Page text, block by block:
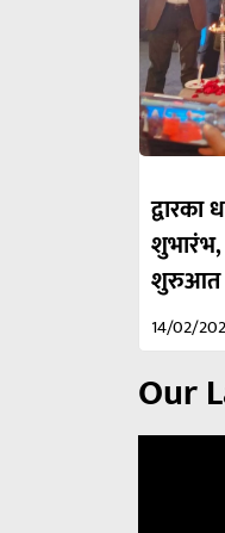
शुभारंभ,
शुरुआत
14/02/
Our